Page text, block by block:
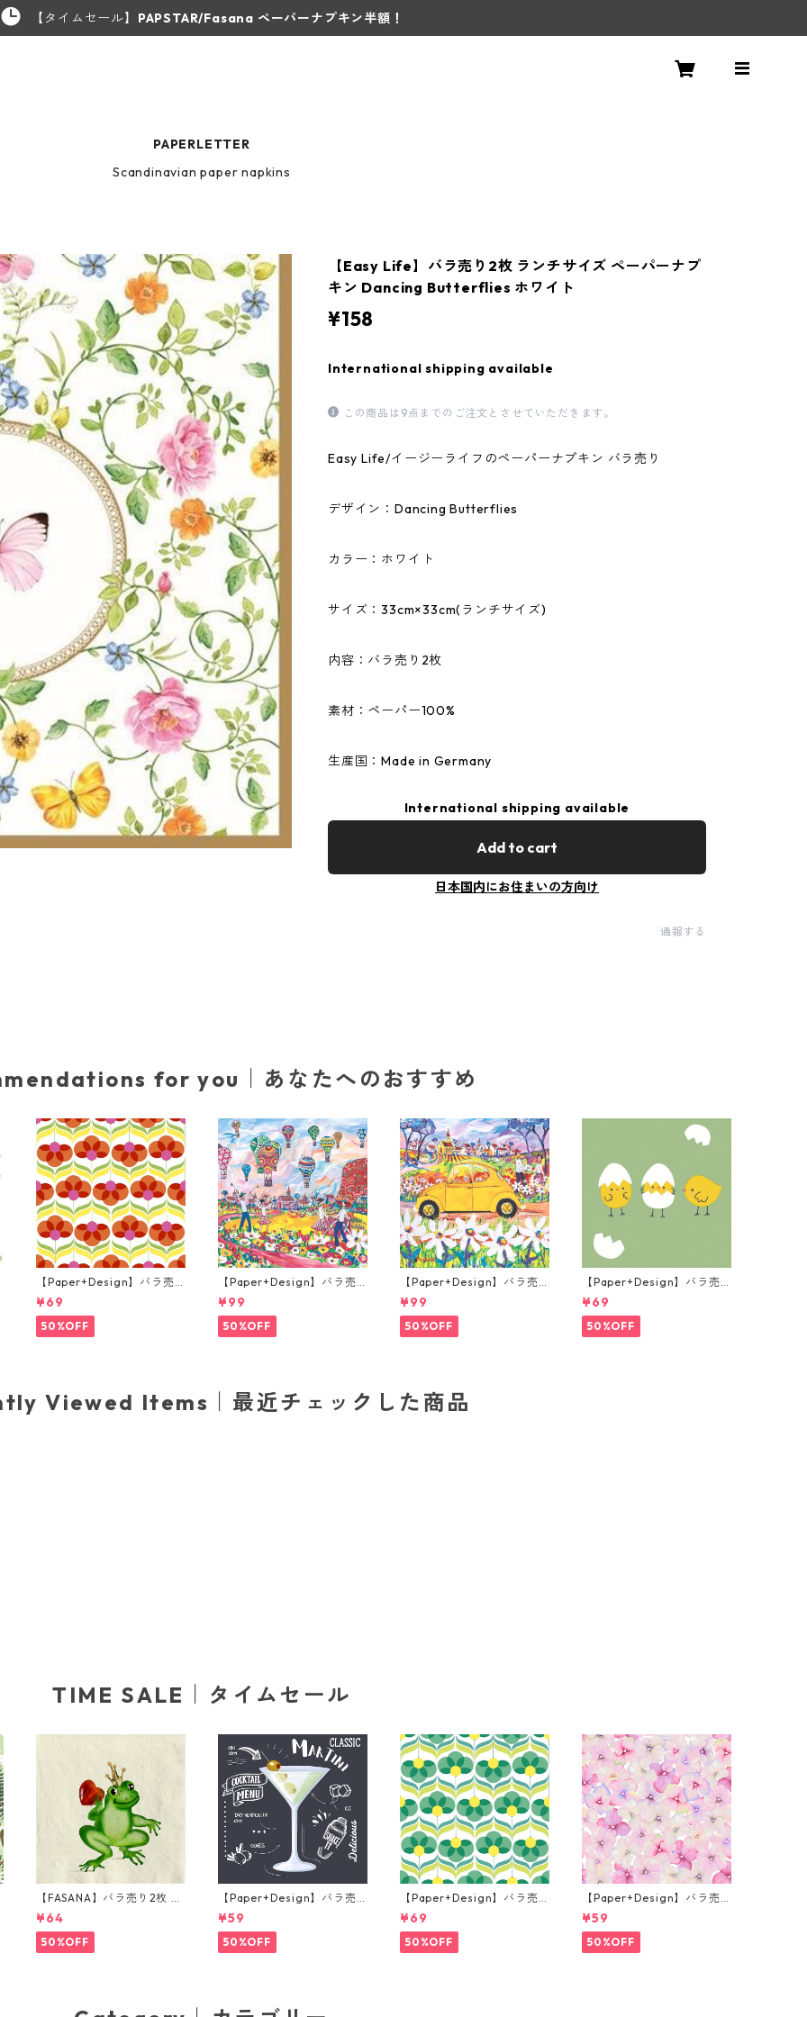
【タイムセール】 PAPSTAR/Fasana ペーパーナプキン半額！
PAPERLETTER
Scandinavian paper napkins
【Easy Life】バラ売り2枚 ランチサイズ ペーパーナプ
キン Dancing Butterflies ホワイト
¥158
International shipping available
この商品は9点までのご注文とさせていただきます。
Easy Life/イージーライフのペーパーナプキン バラ売り
デザイン：Dancing Butterflies
カラー：ホワイト
サイズ：33cm×33cm(ランチサイズ)
内容：バラ売り2枚
素材：ペーパー100%
生産国：Made in Germany
International shipping available
Add to cart
日本国内にお住まいの方向け
通報する
for you｜あなたへのおすすめ
【Paper+Design】バラ売
り2枚 ランチサイズ ペーパ
ーナプキン Geo Flowers レ
ッド
¥69
50%OFF
【Paper+Design】バラ売
り2枚 ランチサイズ ペーパ
ーナプキン Portchie Art Ch
ildren's Festival in Dinkel
sbuhl ライトブルー
¥99
50%OFF
【Paper+Design】バラ売
り2枚 ランチサイズ ペーパ
ーナプキン Portchie Art Th
e yellow Beetle イエロー
¥99
50%OFF
【Paper+Design】バラ売
り2枚 ランチサイズ ペーパ
ーナプキン Joyful Chicks
グリーン
¥69
50%OFF
Viewed Items｜最近チェックした商品
TIME SALE｜タイムセール
【FASANA】バラ売り2枚 ラ
ンチサイズ ペーパーナプキ
ン Frog prince ナチュラル
¥64
50%OFF
【Paper+Design】バラ売
り2枚 カクテルサイズ ペー
パーナプキン Martini ブラ
ック
¥59
50%OFF
【Paper+Design】バラ売
り2枚 ランチサイズ ペーパ
ーナプキン Geo Flowers グ
リーン
¥69
50%OFF
【Paper+Design】バラ売
り2枚 カクテルサイズ ペー
パーナプキン Small blosso
ms ピンク
¥59
50%OFF